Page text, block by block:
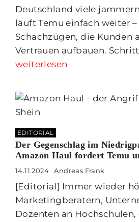
Deutschland viele
läuft Temu einfach weiter
Schachzügen, die Kunden
Vertrauen aufbauen.
weiterlesen
EDITORIAL
Der Gegenschlag im
Amazon Haul fordert Temu
14.11.2024 Andreas Frank
[Editorial] Immer wieder
Marketingberatern,
Dozenten an Hochschulen,